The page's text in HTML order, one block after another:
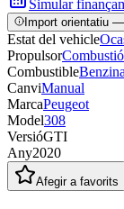
Simular
Import orientatiu
Estat del vehicle
PropulsorCombustió
CombustibleBenzina
CanviManual
MarcaPeugeot
Model308
VersióGTI
Any2020
Afegir a favorits